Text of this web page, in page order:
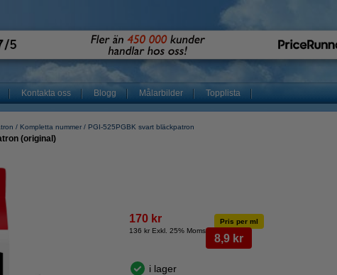
Kontakta oss Blogg Målarbilder Topplista
Kompletta nummer PGI-525PGBK svart bläckpatron
(original)
170 kr
136 kr Exkl. 25% Moms
Pris per ml
8,9 kr
i lager